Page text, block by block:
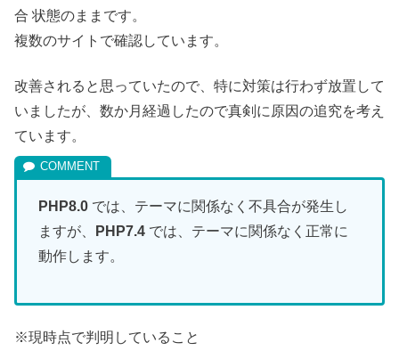
合 状態のままです。
複数のサイトで確認しています。
改善されると思っていたので、特に対策は行わず放置して
いましたが、数か月経過したので真剣に原因の追究を考え
ています。
PHP8.0 では、テーマに関係なく不具合が発生し
ますが、
PHP7.4 では、テーマに関係なく正常に
動作します。
※現時点で判明していること